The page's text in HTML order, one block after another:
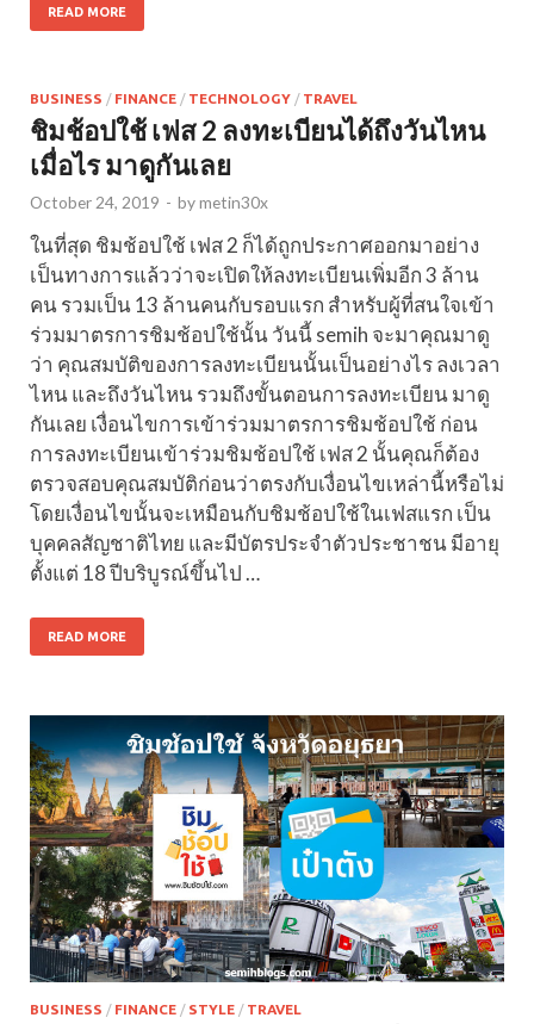
READ MORE
BUSINESS / FINANCE / TECHNOLOGY / TRAVEL
ชิมช้อปใช้ เฟส 2 ลงทะเบียนได้ถึงวันไหน
เมื่อไร มาดูกันเลย
October 24, 2019 - bymetin30x
ในที่สุด ชิมช้อปใช้ เฟส 2 ก็ได้ถูกประกาศออกมาอย่าง
เป็นทางการแล้วว่าจะเปิดให้ลงทะเบียนเพิ่มอีก 3 ล้าน
คน รวมเป็น 13 ล้านคนกับรอบแรก สำหรับผู้ที่สนใจเข้า
ร่วมมาตรการชิมช้อปใช้นั้น วันนี้ semih จะมาคุณมาดู
ว่า คุณสมบัติของการลงทะเบียนนั้นเป็นอย่างไร ลงเวลา
ไหน และถึงวันไหน รวมถึงขั้นตอนการลงทะเบียน มาดู
กันเลย เงื่อนไขการเข้าร่วมมาตรการชิมช้อปใช้ ก่อน
การลงทะเบียนเข้าร่วมชิมช้อปใช้ เฟส 2 นั้นคุณก็ต้อง
ตรวจสอบคุณสมบัติก่อนว่าตรงกับเงื่อนไขเหล่านี้หรือไม่
โดยเงื่อนไขนั้นจะเหมือนกับชิมช้อปใช้ในเฟสแรก เป็น
บุคคลสัญชาติไทย และมีบัตรประจำตัวประชาชน มีอายุ
ตั้งแต่ 18 ปีบริบูรณ์ขึ้นไป …
READ MORE
BUSINESS / FINANCE / STYLE / TRAVEL